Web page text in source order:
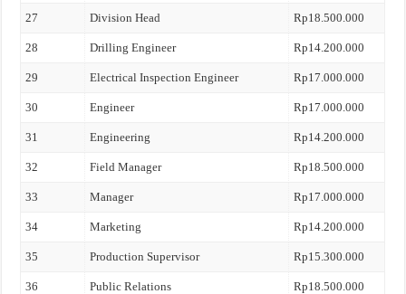
27 Division Head Rp18.500.000
28 Drilling Engineer Rp14.200.000
29 Electrical Inspection Engineer Rp17.000.000
30 Engineer Rp17.000.000
31 Engineering Rp14.200.000
32 Field Manager Rp18.500.000
33 Manager Rp17.000.000
34 Marketing Rp14.200.000
35 Production Supervisor Rp15.300.000
36 Public Relations Rp18.500.000